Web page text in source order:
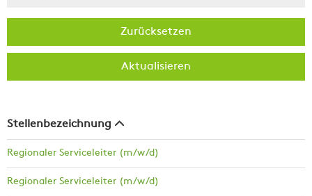
Zurücksetzen
Aktualisieren
Stellenbezeichnung
Regionaler Serviceleiter (m/w/d)
Regionaler Serviceleiter (m/w/d)